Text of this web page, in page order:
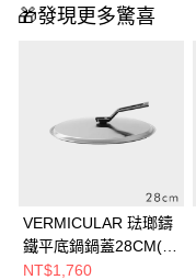
🎁發現更多驚喜
VERMICULAR 琺瑯鑄
鐵平底鍋鍋蓋28CM(不
鏽鋼)
NT$1,760